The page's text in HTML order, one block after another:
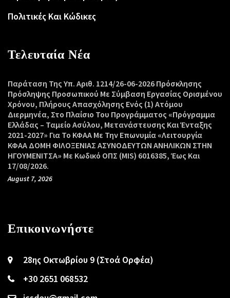
Πολιτικές Και Κώδικες
Τελευταία Νέα
Παράταση Της Υπ. Αριθ. 1214/26-06-2026 Πρόσκλησης
Πρόσληψης Προσωπικού Με Σύμβαση Εργασίας Ορισμένου
Χρόνου, Πλήρους Απασχόλησης Ενός (1) Ατόμου
Διερμηνέα, Στο Πλαίσιο Του Προγράμματος «Πρόγραμμα
Ελλάδας – Ταμείο Ασύλου, Μετανάστευσης Και Ένταξης
2021-2027» Για Το ΚΦΑΑ Με Την Επωνυμία «Λειτουργία
ΚΦΑΑ ΔΟΜΗ ΦΙΛΟΞΕΝΙΑΣ ΑΣΥΝΟΔΕΥΤΩΝ ΑΝΗΛΙΚΩΝ ΣΤΗΝ
ΗΓΟΥΜΕΝΙΤΣΑ» Με Κωδικό ΟΠΣ (MIS) 6016385, Έως Και
17/08/2026.
August 7, 2026
Επικοινωνήστε
28ης Οκτωβρίου 9 (Στοά Ορφέα)
+30 2651 068532